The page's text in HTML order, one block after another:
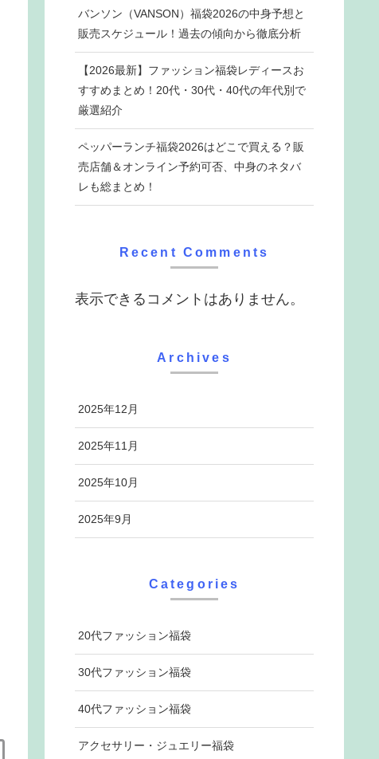
バンソン（VANSON）福袋2026の中身予想と
販売スケジュール！過去の傾向から徹底分析
【2026最新】ファッション福袋レディースお
すすめまとめ！20代・30代・40代の年代別で
厳選紹介
ペッパーランチ福袋2026はどこで買える？販
売店舗＆オンライン予約可否、中身のネタバ
レも総まとめ！
Recent Comments
表示できるコメントはありません。
Archives
2025年12月
2025年11月
2025年10月
2025年9月
Categories
20代ファッション福袋
30代ファッション福袋
40代ファッション福袋
アクセサリー・ジュエリー福袋